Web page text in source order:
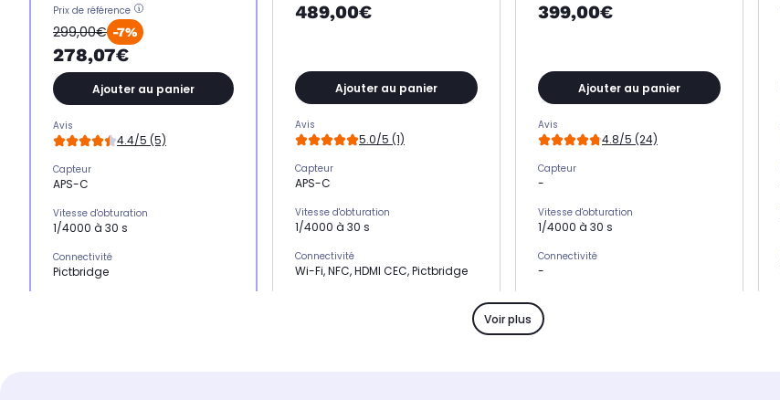
Prix de référence
299,00€ -7%
278,07€
Ajouter au panier
Avis
4.4/5 (5)
Capteur
APS-C
Vitesse d'obturation
1/4000 à 30 s
Connectivité
Pictbridge
489,00€
Ajouter au panier
Avis
5.0/5 (1)
Capteur
APS-C
Vitesse d'obturation
1/4000 à 30 s
Connectivité
Wi-Fi, NFC, HDMI CEC, Pictbridge
399,00€
Ajouter au panier
Avis
4.8/5 (24)
Capteur
-
Vitesse d'obturation
1/4000 à 30 s
Connectivité
-
CMOS
Voir plus